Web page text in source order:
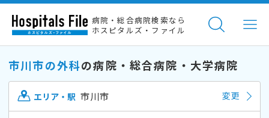
病院・総合病院検索なら
ホスピタルズ・ファイル
市川市の外科の病院・総合病院・大学病院
エリア・駅 市川市 変更